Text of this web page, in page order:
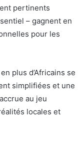
pertinents
– gagnent en
pour les
plus d’Africains se
simplifiées et une
au jeu
locales et